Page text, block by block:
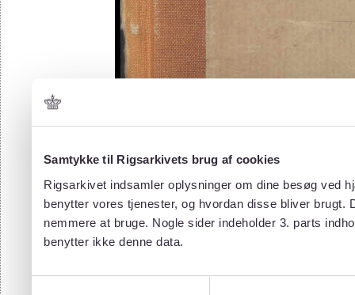
Samtykke til Rigsarkivets brug af cookies
Rigsarkivet indsamler oplysninger om dine besøg ved
benytter vores tjenester, og hvordan disse bliver
nemmere at bruge. Nogle sider indeholder 3. parts
benytter ikke denne data.